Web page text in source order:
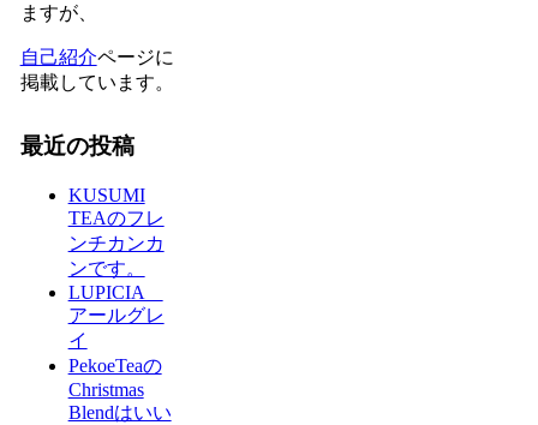
ますが、
自己紹介ページに
掲載しています。
最近の投稿
KUSUMI
TEAのフレ
ンチカンカ
ンです。
LUPICIA
アールグレ
イ
PekoeTeaの
Christmas
Blendはいい